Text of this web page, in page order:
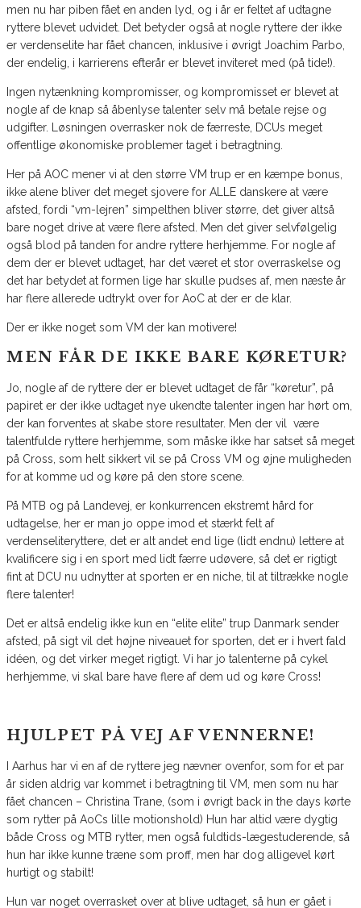
men nu har piben fået en anden lyd, og i år er feltet af udtagne
ryttere blevet udvidet. Det betyder også at nogle ryttere der ikke
er verdenselite har fået chancen, inklusive i øvrigt Joachim Parbo,
der endelig, i karrierens efterår er blevet inviteret med (på tide!).
Ingen nytænkning kompromisser, og kompromisset er blevet at
nogle af de knap så åbenlyse talenter selv må betale rejse og
udgifter. Løsningen overrasker nok de færreste, DCUs meget
offentlige økonomiske problemer taget i betragtning.
Her på AOC mener vi at den større VM trup er en kæmpe bonus,
ikke alene bliver det meget sjovere for ALLE danskere at være
afsted, fordi “vm-lejren” simpelthen bliver større, det giver altså
bare noget drive at være flere afsted. Men det giver selvfølgelig
også blod på tanden for andre ryttere herhjemme. For nogle af
dem der er blevet udtaget, har det været et stor overraskelse og
det har betydet at formen lige har skulle pudses af, men næste år
har flere allerede udtrykt over for AoC at der er de klar.
Der er ikke noget som VM der kan motivere!
MEN FÅR DE IKKE BARE KØRETUR?
Jo, nogle af de ryttere der er blevet udtaget de får “køretur”, på
papiret er der ikke udtaget nye ukendte talenter ingen har hørt om,
der kan forventes at skabe store resultater. Men der vil være
talentfulde ryttere herhjemme, som måske ikke har satset så meget
på Cross, som helt sikkert vil se på Cross VM og øjne muligheden
for at komme ud og køre på den store scene.
På MTB og på Landevej, er konkurrencen ekstremt hård for
udtagelse, her er man jo oppe imod et stærkt felt af
verdenseliteryttere, det er alt andet end lige (lidt endnu) lettere at
kvalificere sig i en sport med lidt færre udøvere, så det er rigtigt
fint at DCU nu udnytter at sporten er en niche, til at tiltrække nogle
flere talenter!
Det er altså endelig ikke kun en “elite elite” trup Danmark sender
afsted, på sigt vil det højne niveauet for sporten, det er i hvert fald
idéen, og det virker meget rigtigt. Vi har jo talenterne på cykel
herhjemme, vi skal bare have flere af dem ud og køre Cross!
HJULPET PÅ VEJ AF VENNERNE!
I Aarhus har vi en af de ryttere jeg nævner ovenfor, som for et par
år siden aldrig var kommet i betragtning til VM, men som nu har
fået chancen – Christina Trane, (som i øvrigt back in the days kørte
som rytter på AoCs lille motionshold) Hun har altid være dygtig
både Cross og MTB rytter, men også fuldtids-lægestuderende, så
hun har ikke kunne træne som proff, men har dog alligevel kørt
hurtigt og stabilt!
Hun var noget overrasket over at blive udtaget, så hun er gået i